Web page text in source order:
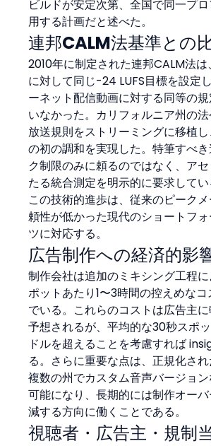
ビルドが安定次第、全国で同一プ
用する計画だと述べた。
連邦CALM法基準との
2010年に制定された連邦CALM法
に対して同じ-24 LUFS目標を設定
ーネット配信動画に対する同等の
いなかった。カリフォルニア州の
放送規則をストリーミングに移植
の初の調和を実現した。特筆すべ
ク制限のみに頼るのではなく、ア
たる統合測定を明示的に要求してい
この技術的進歩は、従来のピーク
頼性が低かった現代のショートフ
ツに対応する。
広告制作への経済的影
制作会社は追加のミキシング工程に
ポットあたり1〜3時間の控えめな
でいる。これらのコストは広告主
予想されるが、平均的な30秒スポ
ドルを超えることを考慮すれば
る。さらに重要な点は、正規化さ
複数の州でカスタム音声バージョ
可能になり、長期的には制作オー
減する方向に働くことである。
視聴者・広告主・規制